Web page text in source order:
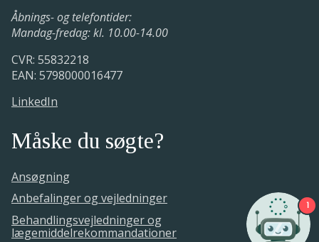
Åbnings- og telefontider:
Mandag-fredag: kl. 10.00-14.00
CVR: 55832218
EAN: 5798000016477
LinkedIn
Måske du søgte?
Ansøgning
Anbefalinger og vejledninger
Behandlingsvejledninger og
lægemiddelrekommandationer
1